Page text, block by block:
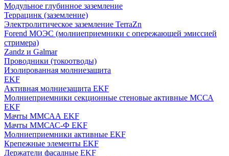
Модульное глубинное заземление
Террацинк (заземление)
Электролитическое заземление TerraZn
Forend МОЭС (молниеприемники с опережающей эмиссией
стримера)
Zandz и Galmar
Проводники (токоотводы)
Изолированная молниезащита
EKF
Активная молниезащита EKF
Молниеприемники секционные стеновые активные МССА
EKF
Мачты ММСАА EKF
Мачты ММСАС-Ф EKF
Молниеприемники активные EKF
Крепежные элементы EKF
Держатели фасадные EKF